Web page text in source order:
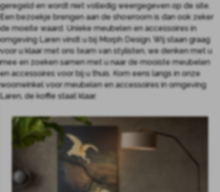
geregeld en wordt niet volledig weergegeven op de site.
Een bezoekje brengen aan de showroom is dan ook zeker
de moeite waard. Unieke meubelen en accessoires in
omgeving Laren vindt u bij Morph Design. Wij staan graag
voor u klaar met ons team van stylisten, we denken met u
mee en zoeken samen met u naar de mooiste meubelen
en accessoires voor bij u thuis. Kom eens langs in onze
woonwinkel voor meubelen en accessoires in omgeving
Laren, de koffie staat klaar.